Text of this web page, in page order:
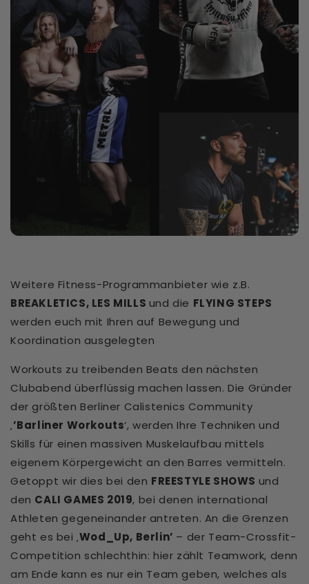
Weitere Fitness-Programmanbieter wie z.B.
BREAKLETICS, LES MILLS und die FLYING STEPS
werden euch mit Ihren auf Bewegung und
Koordination ausgelegten
Workouts zu treibenden Beats den nächsten
Clubabend überflüssig machen lassen. Die Gründer
der größten Berliner Calistenics Community
‚’Barliner Workouts‘, werden Ihre Techniken und
Skills für einen massiven Muskelaufbau mittels
eigenem Körpergewicht an den Barres vermitteln.
Getoppt wir dies bei den FREESTYLE SHOWS und
den CALI GAMES 2019, bei denen international
Athleten gegeneinander antreten. An die Grenzen
geht es bei ‚Wod_Up, Berlin’ – der Team-Crossfit-
Competition schlechthin: hier zählt Teamwork, denn
am Ende kann es nur ein Team geben, welches als